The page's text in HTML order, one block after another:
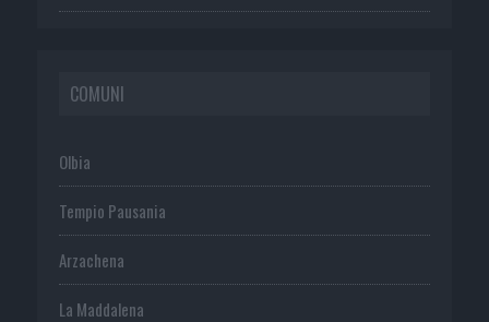
COMUNI
Olbia
Tempio Pausania
Arzachena
La Maddalena